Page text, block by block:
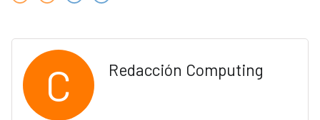
C Redacción Computing